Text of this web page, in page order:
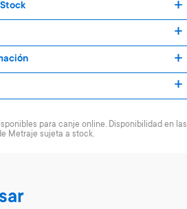
para canje online. Disponibilidad en las
Metraje sujeta a stock.